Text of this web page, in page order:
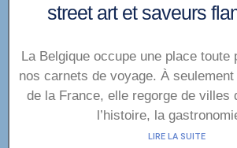
street art et saveurs
La Belgique occupe une place toute
nos carnets de voyage. À
de la France, elle regorge de villes
l’histoire, la
LIRE LA SUITE